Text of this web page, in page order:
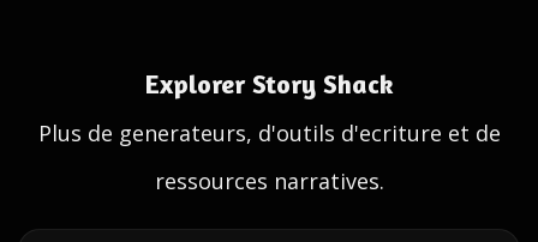
Explorer Story Shack
Plus de generateurs, d'outils d'ecriture et de
ressources narratives.